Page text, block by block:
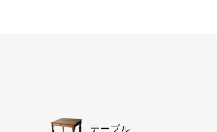
テーブル